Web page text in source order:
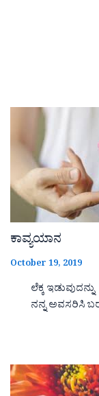
ಕಾವ್ಯಯಾನ
October 19, 2019
ಲೆಕ್ಕ
ನನ್ನ ಅವಸರಿಸಿ